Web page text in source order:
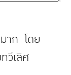
าก โดย
วีเลิศ